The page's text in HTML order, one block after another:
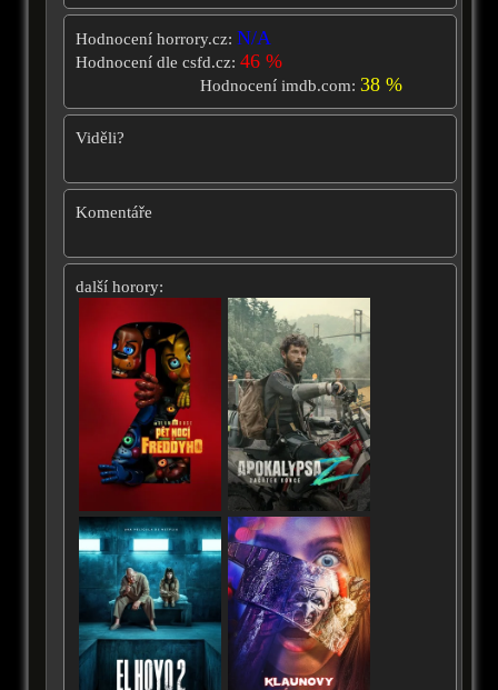
Hodnocení horrory.cz: N/A
Hodnocení dle csfd.cz: 46 %
Hodnocení imdb.com:38 %
Viděli?
Komentáře
další horory: